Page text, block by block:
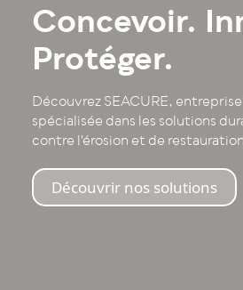
Concevoir.
Protéger.
Découvrez SEACURE,
spécialisée dans les solutions
contre l'érosion et de
Découvrir nos solutions